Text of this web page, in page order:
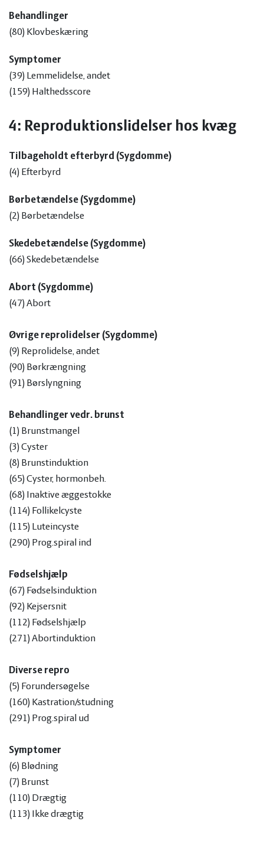
Behandlinger
(80) Klovbeskæring
Symptomer
(39) Lemmelidelse, andet
(159) Halthedsscore
4: Reproduktionslidelser hos kvæg
Tilbageholdt efterbyrd (Sygdomme)
(4) Efterbyrd
Børbetændelse (Sygdomme)
(2) Børbetændelse
Skedebetændelse (Sygdomme)
(66) Skedebetændelse
Abort (Sygdomme)
(47) Abort
Øvrige reprolidelser (Sygdomme)
(9) Reprolidelse, andet
(90) Børkrængning
(91) Børslyngning
Behandlinger vedr. brunst
(1) Brunstmangel
(3) Cyster
(8) Brunstinduktion
(65) Cyster, hormonbeh.
(68) Inaktive æggestokke
(114) Follikelcyste
(115) Luteincyste
(290) Prog.spiral ind
Fødselshjælp
(67) Fødselsinduktion
(92) Kejsersnit
(112) Fødselshjælp
(271) Abortinduktion
Diverse repro
(5) Forundersøgelse
(160) Kastration/studning
(291) Prog.spiral ud
Symptomer
(6) Blødning
(7) Brunst
(110) Drægtig
(113) Ikke drægtig